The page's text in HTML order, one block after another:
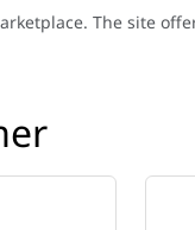
The site